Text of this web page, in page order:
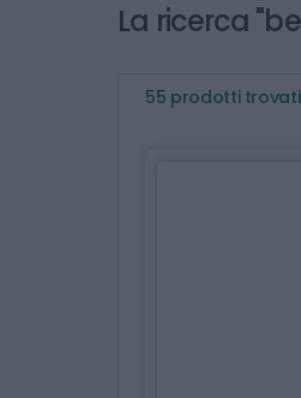
La ricerca
55 prodotti trovati